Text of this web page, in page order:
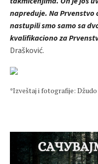
napreduje. Na Prvenstvo
nastupili smo samo sa
kvalifikaciono za
Drašković.
*Izveštaj i fotografije: Džudo